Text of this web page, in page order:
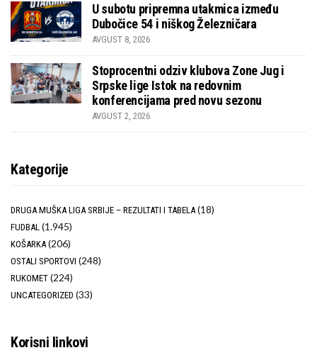
U subotu pripremna utakmica između
Dubočice 54 i niškog Železničara
AVGUST 8, 2026
Stoprocentni odziv klubova Zone Jug i
Srpske lige Istok na redovnim
konferencijama pred novu sezonu
AVGUST 2, 2026
Kategorije
DRUGA MUŠKA LIGA SRBIJE – REZULTATI I TABELA (18)
FUDBAL (1.945)
KOŠARKA (206)
OSTALI SPORTOVI (248)
RUKOMET (224)
UNCATEGORIZED (33)
Korisni linkovi